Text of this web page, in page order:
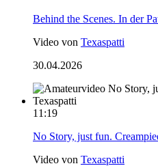
Behind the Scenes. In der
Video von Texaspatti
30.04.2026
11:19
No Story, just fun.
Video von Texaspatti